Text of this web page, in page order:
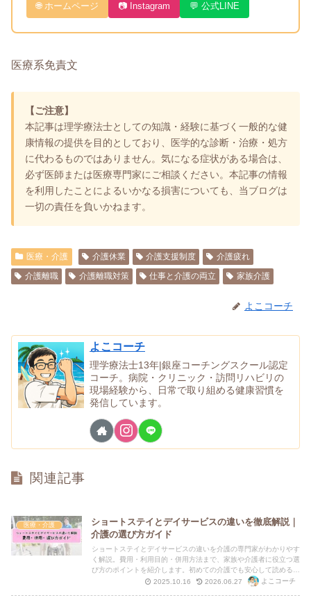
🌐 ホームページ 📷 Instagram 💬 公式LINE
医療系免責文
【ご注意】
本記事は理学療法士としての知識・経験に基づく一般的な健
康情報の提供を目的としており、医学的な診断・治療・処方
に代わるものではありません。気になる症状がある場合は、
必ず医師または医療専門家にご相談ください。本記事の情報
を利用したことによるいかなる損害についても、当ブログは
一切の責任を負いかねます。
医療・介護 介護休業 介護支援制度
介護疲れ
介護離職
介護離職対策 仕事と介護の両立 家族介護
よこコーチ
よこコーチ
理学療法士13年|銀座コーチングスクール認定
コーチ。病院・クリニック・訪問リハビリの
現場経験から、日常で取り組める健康習慣を
発信しています。
関連記事
医療・介護
ショートステイとデイサービスの違いを徹底解説｜
介護の選び方ガイド
ショートステイとデイサービスの違いを介護の専門家がわかりやす
く解説。費用・利用目的・併用方法まで、家族や介護者に役立つ選
び方のポイントを紹介します。初めての介護でも安心して読める実
2025.10.16 2026.06.27 よこコーチ